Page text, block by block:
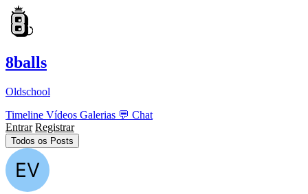
8balls
Oldschool
Timeline Vídeos Galerias 💬 Chat
Entrar Registrar
Todos os Posts